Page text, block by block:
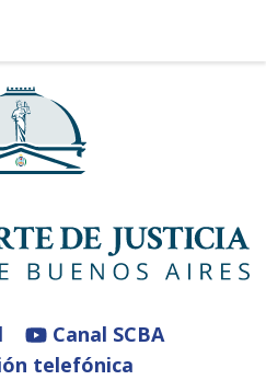
Canal SCBA
telefónica